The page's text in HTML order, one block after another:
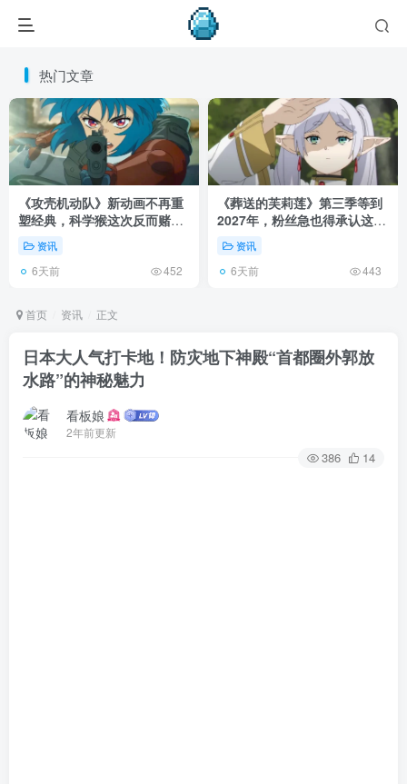
热门文章
《攻壳机动队》新动画不再重
塑经典，科学猴这次反而赌对
了！资讯
6天前 452
《葬送的芙莉莲》第三季等到
2027年，粉丝急也得承认这次
慢得有道理！
资讯
6天前 443
首页 资讯 正文
日本大人气打卡地！防灾地下神殿“首都圈外郭放
水路”的神秘魅力
看板娘
2年前更新
386 14